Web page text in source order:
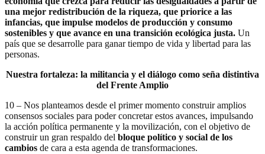
una mejor redistribución de la riqueza, que priorice a las
infancias, que impulse modelos de producción y consumo
sostenibles y que avance en una transición ecológica justa. Un
país que se desarrolle para ganar tiempo de vida y libertad para las
personas.
Nuestra fortaleza: la militancia y el diálogo como seña distintiva
del Frente Amplio
10 – Nos planteamos desde el primer momento construir amplios
consensos sociales para poder concretar estos avances, impulsando
la acción política permanente y la movilización, con el objetivo de
construir un gran respaldo del bloque político y social de los
cambios de cara a esta agenda de transformaciones.